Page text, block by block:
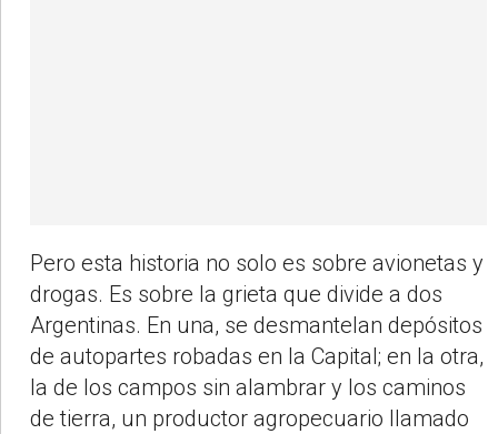
Pero esta historia no solo es sobre avionetas y
drogas. Es sobre la grieta que divide a dos
Argentinas. En una, se desmantelan depósitos
de autopartes robadas en la Capital; en la otra,
la de los campos sin alambrar y los caminos
de tierra, un productor agropecuario llamado